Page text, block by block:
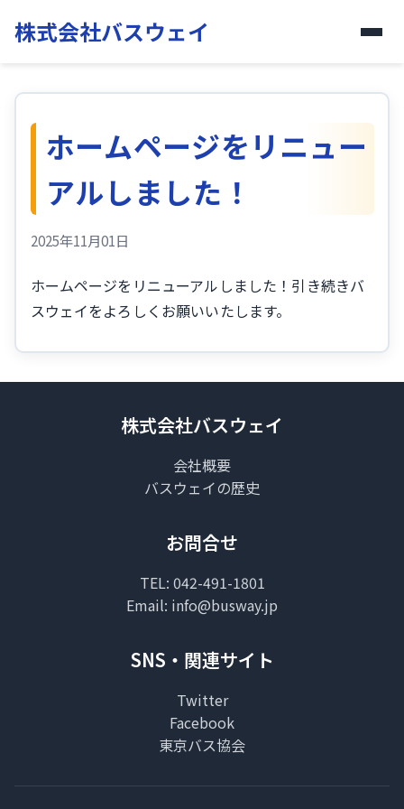
株式会社バスウェイ
ホームページをリニュー
アルしました！
2025年11月01日
ホームページをリニューアルしました！引き続きバ
スウェイをよろしくお願いいたします。
株式会社バスウェイ
会社概要
バスウェイの歴史
お問合せ
TEL: 042-491-1801
Email: info@busway.jp
SNS・関連サイト
Twitter
Facebook
東京バス協会